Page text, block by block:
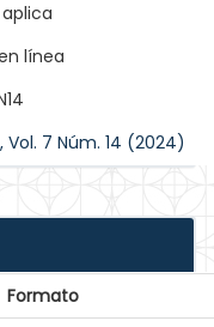
línea
Vol. 7 Núm. 14 (2024)
Formato